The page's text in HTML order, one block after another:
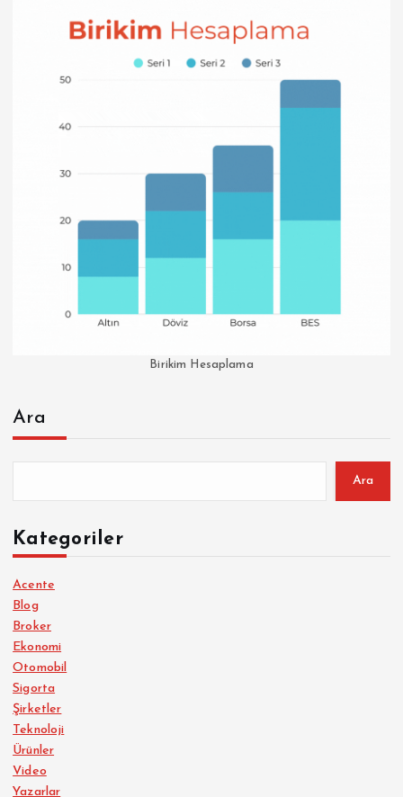
Birikim Hesaplama
Ara
Ara
Kategoriler
Acente
Blog
Broker
Ekonomi
Otomobil
Sigorta
Şirketler
Teknoloji
Ürünler
Video
Yazarlar